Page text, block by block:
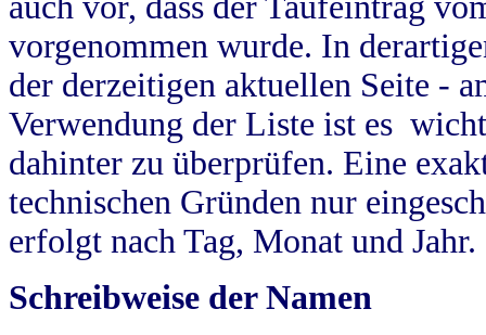
vorgenommen wurde. In
der derzeitigen aktuellen Seite -
Verwendung der Liste ist es
dahinter zu überprüfen. Eine
technischen Gründen nur
erfolgt nach Tag, Monat und Jahr.
Schreibweise der Namen